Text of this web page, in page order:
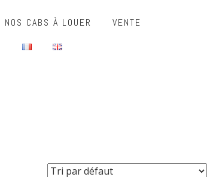
NOS CABS À LOUER
VENTE